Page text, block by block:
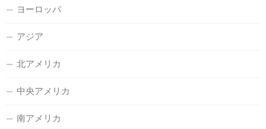
ヨーロッパ
アジア
北アメリカ
中央アメリカ
南アメリカ